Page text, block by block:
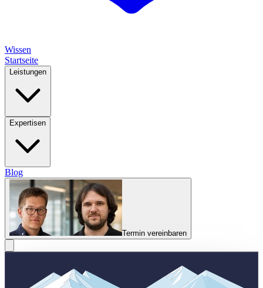
Wissen
Startseite
Leistungen
Expertisen
Blog
Termin vereinbaren